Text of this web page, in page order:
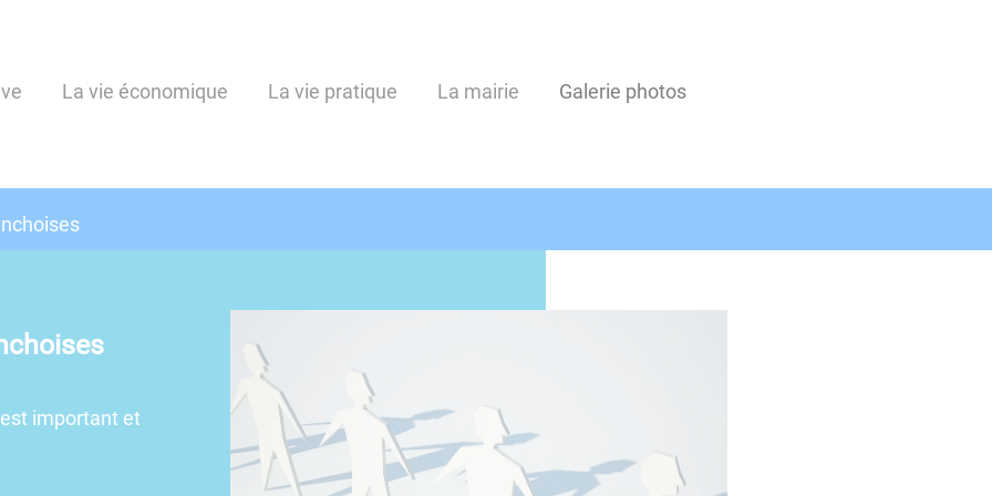
La vie économique La vie pratique La mairie Galerie photos
important et